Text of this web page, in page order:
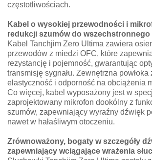
częstotliwościach.
Kabel o wysokiej przewodności i
redukcji szumów do
Kabel Tanchjim Zero Ultima zawiera
przewodów z miedzi OFC, które
rezystancję i pojemność, gwarantując
transmisję sygnału. Zewnętrzna powłoka
elastyczność i odporność na obciążenia
Co więcej, kabel wyposażony jest w
zaprojektowany mikrofon dookólny z
szumów, zapewniający wyraźny dźwięk
nawet w hałaśliwym otoczeniu.
Zrównoważony, bogaty w szczegóły
zapewniający wciągające wrażenia